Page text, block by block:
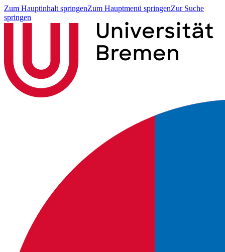
Zum Hauptinhalt springenZum Hauptmenü springenZur Suche
springen